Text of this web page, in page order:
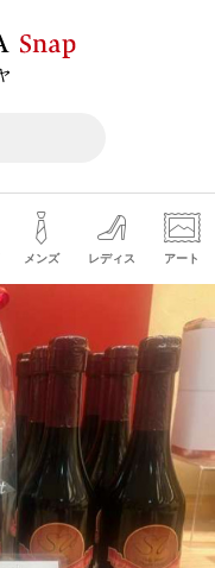
メンズ レディス アート